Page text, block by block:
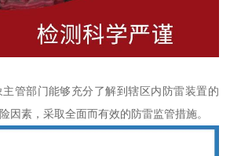
管部门能够充分了解到辖区内防雷装置的
因素，采取全面而有效的防雷监管措施。